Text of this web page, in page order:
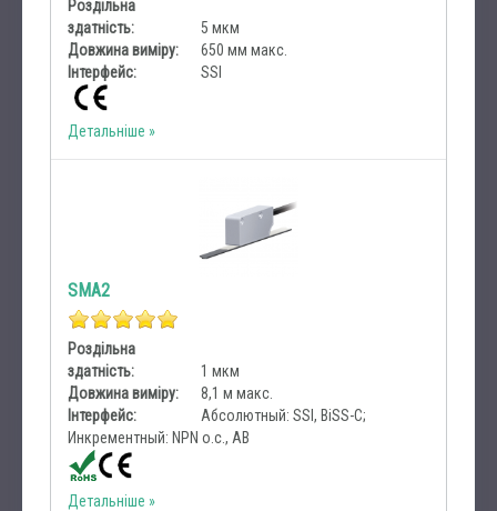
Роздільна
здатність:
5 мкм
Довжина виміру:
650 мм макс.
Інтерфейс:
SSI
Детальніше
SMA2
Роздільна
здатність:
1 мкм
Довжина виміру:
8,1 м макс.
Інтерфейс:
Абсолютный: SSI, BiSS-C;
Инкрементный: NPN o.c., AB
Детальніше